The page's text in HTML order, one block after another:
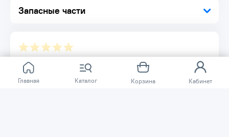
Главная Каталог Корзина Кабинет
Запасные части
Отзывов ещё нет.
Расскажите о товаре, который приобрели у нас.